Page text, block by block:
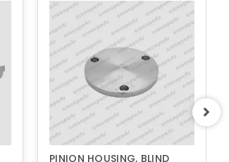
PINION HOUSING, BLIND